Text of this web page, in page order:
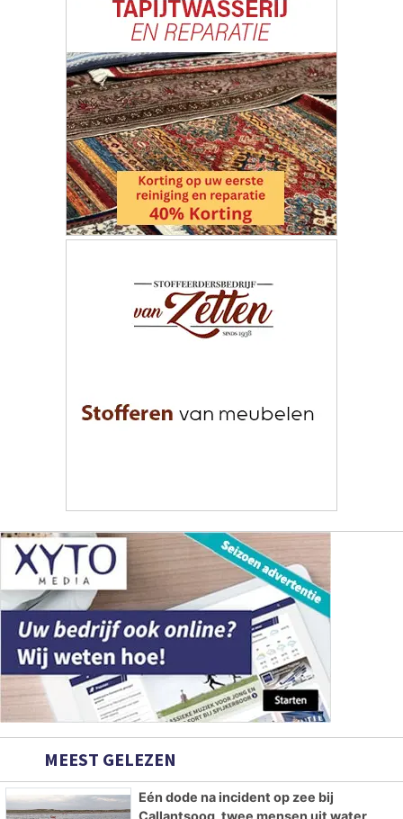
MEEST GELEZEN
Eén dode na incident op zee bij